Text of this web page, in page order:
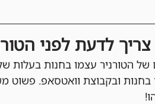
לדעת לפני
בחנות ובקבוצת וואטסאפ. פשוט